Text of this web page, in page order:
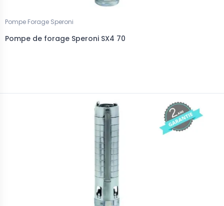
Pompe Forage Speroni
Pompe de forage Speroni SX4 70